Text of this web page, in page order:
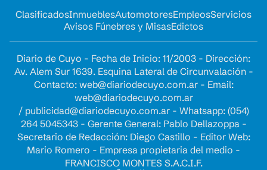
ClasificadosInmueblesAutomotoresEmpleosServicios
Avisos Fúnebres y MisasEdictos
Diario de Cuyo - Fecha de Inicio: 11/2003 - Dirección:
Av. Alem Sur 1639. Esquina Lateral de Circunvalación -
Contacto: web@diariodecuyo.com.ar- Email:
web@diariodecuyo.com.ar
/ publicidad@diariodecuyo.com.ar- Whatsapp: (054)
264 5045343 - Gerente General: Pablo Dellazoppa -
Secretario de Redacción: Diego Castillo - Editor Web:
Mario Romero - Empresa propietaria del medio -
FRANCISCO MONTES S.A.C.I.F.